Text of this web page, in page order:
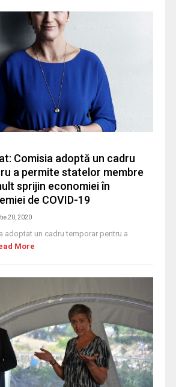
Comisia adoptă un cadru
a permite statelor membre
sprijin economiei în
de COVID-19
20, 2020
adoptat un cadru temporar pentru a
More